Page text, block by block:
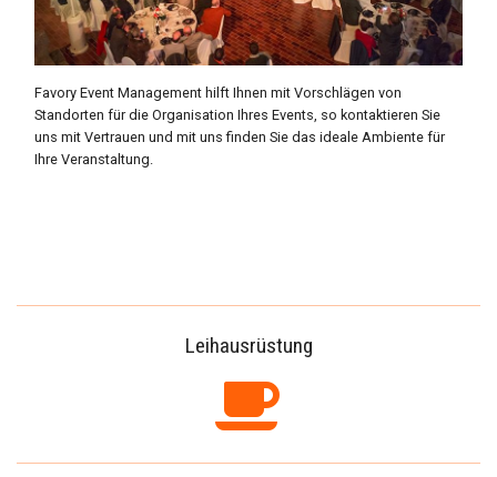
Favory Event Management hilft Ihnen mit Vorschlägen von
Standorten für die Organisation Ihres Events, so kontaktieren Sie
uns mit Vertrauen und mit uns finden Sie das ideale Ambiente für
Ihre Veranstaltung.
Leihausrüstung